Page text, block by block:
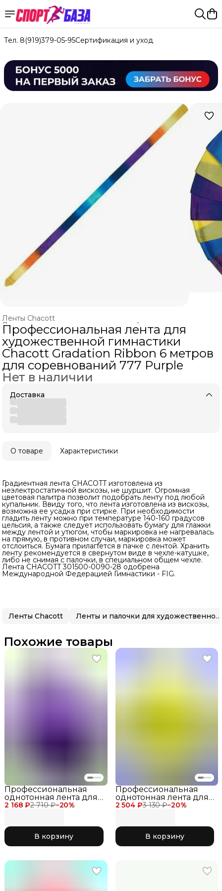
Тел. 8(919)379-05-95Сертификация и уход
Ленты Chacott
Ленты и палочки для художественной гимнастики
ХУДОЖЕСТВЕННАЯ ГИМНАСТИКА ›
Главная ›
Профессиональная лента для
художественной гимнастики
Chacott Gradation Ribbon 6 метров
для соревнований 777 Purple
Нет в наличии
Доставка
О товаре Характеристики
Градиентная лента CHACOTT изготовлена из
неэлектростатичной вискозы, не шуршит. Огромная
цветовая палитра позволит подобрать ленту под любой
купальник. Ввиду того, что лента изготовлена из вискозы,
возможна ее усадка при стирке. При необходимости
гладить ленту можно при температуре 140-160 градусов
цельсия, а также следует использовать бумагу для глажки
между лентой и утюгом, чтобы маркировка не нагревалась
на прямую, в противном случаи, маркировка может
отслоиться. Бумага прилагfется в пачке с лентой. Хранить
ленту рекомендуется в свернутом виде в чехле-катушке,
либо не снимая с палочки, в специальном общем чехле.
Лента CHACOTT 301500-0090-28 одобрена
Международной Федерацией Гимнастики - FIG.
Ленты Chacott Ленты и палочки для художественной гимнастики
Похожие товары
2 168 ₽2 710 ₽−20%
Профессиональная
однотонная лента для
художественной
соревнований
фиолетовая 077 Purple
В корзину
2 504 ₽3 130 ₽−20%
Профессиональная
однотонная лента для
художественной
062 Canary
В корзину